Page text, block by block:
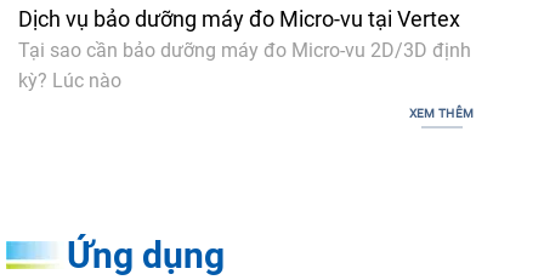
Dịch vụ bảo dưỡng máy đo Micro-vu tại Vertex
Tại sao cần bảo dưỡng máy đo Micro-vu 2D/3D định
kỳ? Lúc nào
XEM THÊM
Ứng dụng